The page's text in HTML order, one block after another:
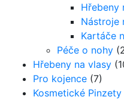
Hřebeny
Nástroje
Kartáče
Péče o nohy
Hřebeny na vlasy
Pro kojence (7)
Kosmetické Pinzety